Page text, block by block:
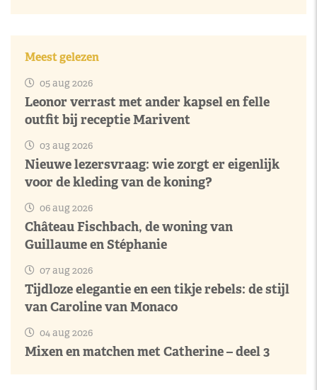
Meest gelezen
05 aug 2026
Leonor verrast met ander kapsel en felle
outfit bij receptie Marivent
03 aug 2026
Nieuwe lezersvraag: wie zorgt er eigenlijk
voor de kleding van de koning?
06 aug 2026
Château Fischbach, de woning van
Guillaume en Stéphanie
07 aug 2026
Tijdloze elegantie en een tikje rebels: de stijl
van Caroline van Monaco
04 aug 2026
Mixen en matchen met Catherine – deel 3